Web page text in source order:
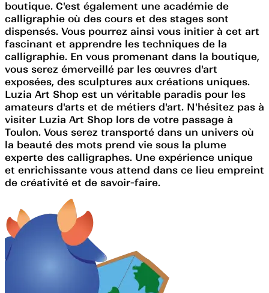
boutique. C'est également une académie de
calligraphie où des cours et des stages sont
dispensés. Vous pourrez ainsi vous initier à cet art
fascinant et apprendre les techniques de la
calligraphie. En vous promenant dans la boutique,
vous serez émerveillé par les œuvres d'art
exposées, des sculptures aux créations uniques.
Luzia Art Shop est un véritable paradis pour les
amateurs d'arts et de métiers d'art. N'hésitez pas à
visiter Luzia Art Shop lors de votre passage à
Toulon. Vous serez transporté dans un univers où
la beauté des mots prend vie sous la plume
experte des calligraphes. Une expérience unique
et enrichissante vous attend dans ce lieu empreint
de créativité et de savoir-faire.